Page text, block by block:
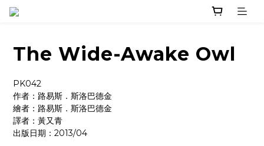
The Wide-Awake Owl
PK042
作者：路易斯．斯洛巴德金
繪者：路易斯．斯洛巴德金
譯者：黃又青
出版日期：2013/04